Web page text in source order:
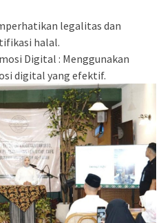
legalitas dan
halal.
Digital : Menggunakan
digital yang efektif.